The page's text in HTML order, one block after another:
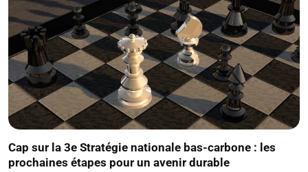
Cap sur la 3e Stratégie nationale bas-carbone : les
prochaines étapes pour un avenir durable